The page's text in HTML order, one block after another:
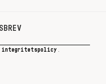
integritetspolicy